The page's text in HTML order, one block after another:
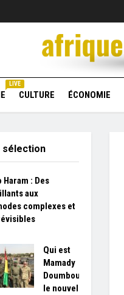
LIVE
CULTURE ÉCONOMIE
sélection
Haram : Des
aux
complexes et
Qui est
Mamady
Doumbouya,
le nouvel